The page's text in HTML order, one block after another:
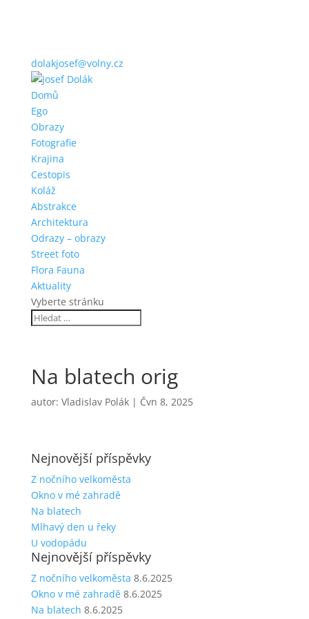
dolakjosef@volny.cz
Domů
Ego
Obrazy
Fotografie
Krajina
Cestopis
Koláž
Abstrakce
Architektura
Odrazy – obrazy
Street foto
Flora Fauna
Aktuality
Vyberte stránku
Na blatech orig
autor: Vladislav Polák| Čvn 8, 2025
Nejnovější příspěvky
Z nočního velkoměsta
Okno v mé zahradě
Na blatech
Mlhavý den u řeky
U vodopádu
Nejnovější příspěvky
Z nočního velkoměsta 8.6.2025
Okno v mé zahradě 8.6.2025
Na blatech 8.6.2025